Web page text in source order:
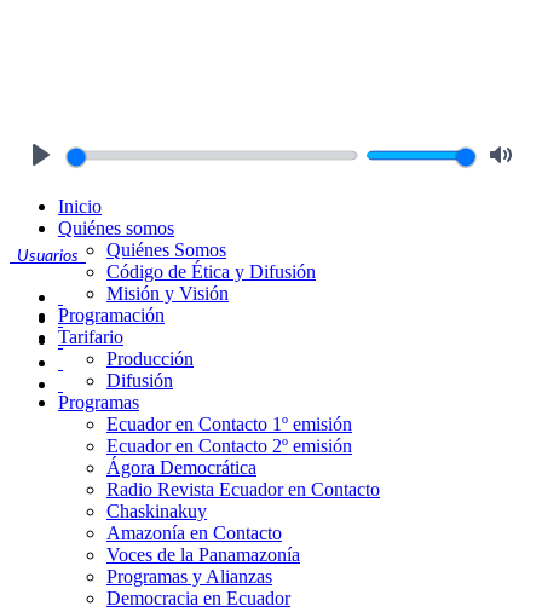
Usuarios
Inicio
Quiénes somos
Quiénes Somos
Código de Ética y Difusión
Misión y Visión
Programación
Tarifario
Producción
Difusión
Programas
Ecuador en Contacto 1º emisión
Ecuador en Contacto 2º emisión
Ágora Democrática
Radio Revista Ecuador en Contacto
Chaskinakuy
Amazonía en Contacto
Voces de la Panamazonía
Programas y Alianzas
Democracia en Ecuador